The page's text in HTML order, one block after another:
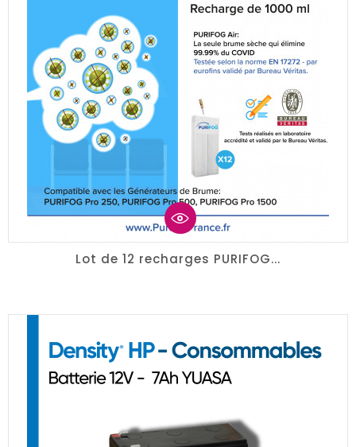
Lot de 12 recharges PURIFOG...